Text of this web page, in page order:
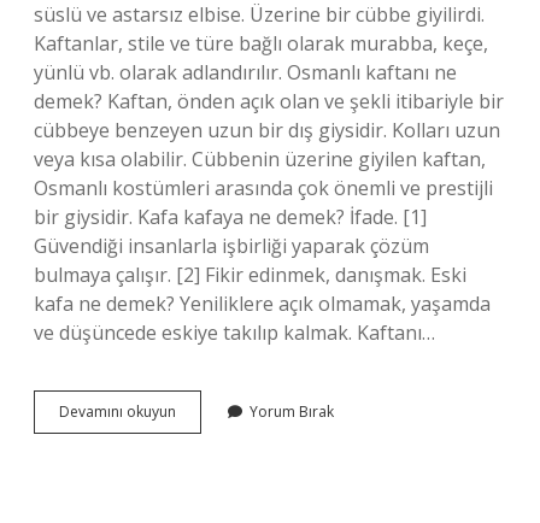
süslü ve astarsız elbise. Üzerine bir cübbe giyilirdi.
Kaftanlar, stile ve türe bağlı olarak murabba, keçe,
yünlü vb. olarak adlandırılır. Osmanlı kaftanı ne
demek? Kaftan, önden açık olan ve şekli itibariyle bir
cübbeye benzeyen uzun bir dış giysidir. Kolları uzun
veya kısa olabilir. Cübbenin üzerine giyilen kaftan,
Osmanlı kostümleri arasında çok önemli ve prestijli
bir giysidir. Kafa kafaya ne demek? İfade. [1]
Güvendiği insanlarla işbirliği yaparak çözüm
bulmaya çalışır. [2] Fikir edinmek, danışmak. Eski
kafa ne demek? Yeniliklere açık olmamak, yaşamda
ve düşüncede eskiye takılıp kalmak. Kaftanı…
Devamını okuyun
Kafa
Yorum Bırak